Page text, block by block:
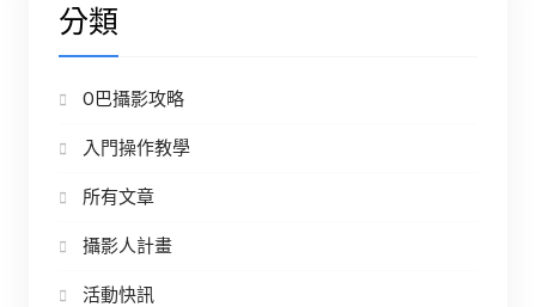
分類
O巴攝影攻略
入門操作教學
所有文章
攝影人計畫
活動快訊